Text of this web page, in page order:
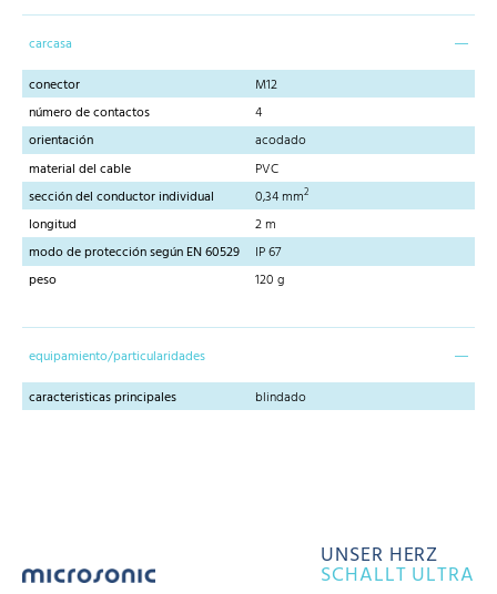
carcasa
conector
M12
número de contactos
4
orientación
acodado
material del cable
PVC
sección del conductor individual
0,34 mm2
longitud
2 m
modo de protección según EN 60529
IP 67
peso
120 g
equipamiento/particularidades
caracteristicas principales
blindado
UNSER HERZ
SCHALLT ULTRA